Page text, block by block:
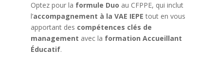
Optez pour la formule Duo au CFPPE, qui inclut
l’accompagnement à la VAE IEPEtout en vous
apportant des compétences clés de
management avec la formation Accueillant
Éducatif.